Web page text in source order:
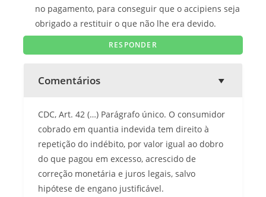
no pagamento, para conseguir que o accipiens seja
obrigado a restituir o que não lhe era devido.
Comentários
CDC, Art. 42 (…) Parágrafo único. O consumidor
cobrado em quantia indevida tem direito à
repetição do indébito, por valor igual ao dobro
do que pagou em excesso, acrescido de
correção monetária e juros legais, salvo
hipótese de engano justificável.